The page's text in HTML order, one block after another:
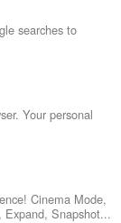
searches to
Your personal
Cinema Mode,
Expand, Snapshot...